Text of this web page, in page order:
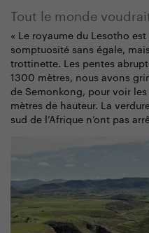
Tout le monde
« Le royaume du Lesotho
somptuosité sans égale,
trottinette. Les pentes
1300 mètres, nous avons
de Semonkong, pour voir
mètres de hauteur. La
sud de l’Afrique n’ont pas